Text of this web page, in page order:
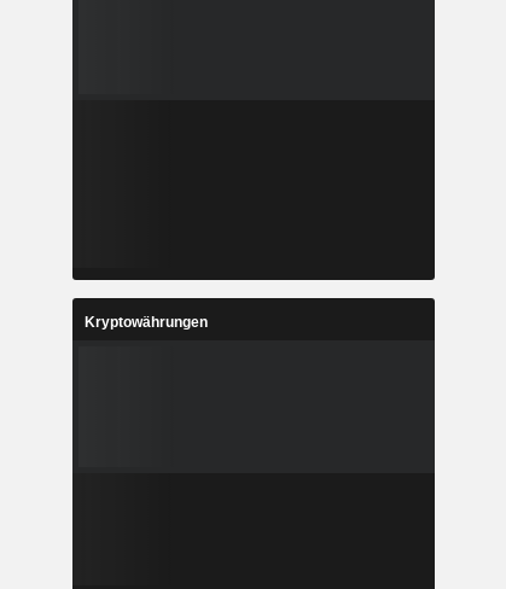
Kryptowährungen